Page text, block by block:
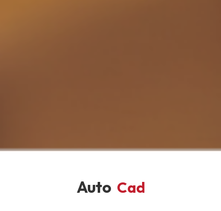
Auto Cad